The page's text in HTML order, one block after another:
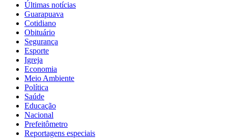
Últimas notícias
Guarapuava
Cotidiano
Obituário
Segurança
Esporte
Igreja
Economia
Meio Ambiente
Política
Saúde
Educação
Nacional
Prefeitômetro
Reportagens especiais